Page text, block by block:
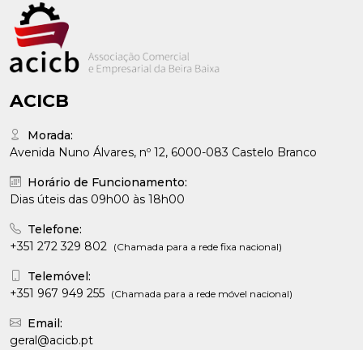
ACICB
Morada:
Avenida Nuno Álvares, nº 12, 6000-083 Castelo Branco
Horário de Funcionamento:
Dias úteis das 09h00 às 18h00
Telefone:
+351 272 329 802
(Chamada para a rede fixa nacional)
Telemóvel:
+351 967 949 255 (Chamada para a rede móvel nacional)
Email:
geral@acicb.pt